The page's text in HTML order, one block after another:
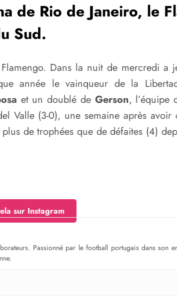
de Rio de Janeiro, le
Sud.
Dans la nuit de mercredi a
année le vainqueur de la
et un doublé de Gerson, l’équipe
Valle (3-0), une semaine après
de trophées que de défaites (4)
sur Instagram
Passionné par le football portugais dans son